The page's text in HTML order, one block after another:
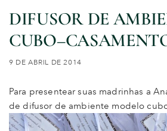
DIFUSOR DE
9 DE ABRIL DE 2014
Para presentear suas madrinhas a
de difusor de ambiente modelo